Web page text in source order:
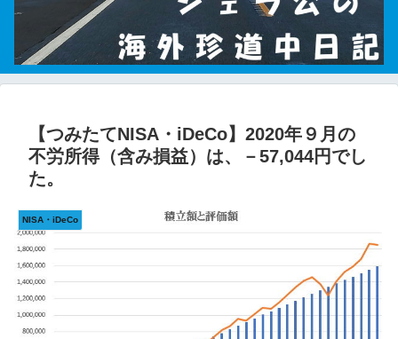
【つみたてNISA・iDeCo】2020年９月の
不労所得（含み損益）は、－57,044円でし
た。
NISA・iDeCo